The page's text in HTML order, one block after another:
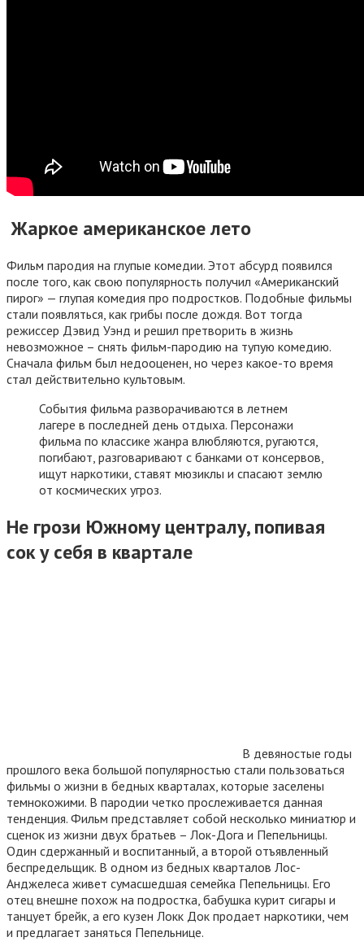
Жаркое американское лето
Фильм пародия на глупые комедии. Этот абсурд появился
после того, как свою популярность получил «Американский
пирог» — глупая комедия про подростков. Подобные фильмы
стали появляться, как грибы после дождя. Вот тогда
режиссер Дэвид Уэнд и решил претворить в жизнь
невозможное – снять фильм-пародию на тупую комедию.
Сначала фильм был недооценен, но через какое-то время
стал действительно культовым.
События фильма разворачиваются в летнем
лагере в последней день отдыха. Персонажи
фильма по классике жанра влюбляются, ругаются,
погибают, разговаривают с банками от консервов,
ищут наркотики, ставят мюзиклы и спасают землю
от космических угроз.
Не грози Южному централу, попивая
сок у себя в квартале
В девяностые годы
прошлого века большой популярностью стали пользоваться
фильмы о жизни в бедных кварталах, которые заселены
темнокожими. В пародии четко прослеживается данная
тенденция. Фильм представляет собой несколько миниатюр и
сценок из жизни двух братьев – Лок-Дога и Пепельницы.
Один сдержанный и воспитанный, а второй отъявленный
беспредельщик. В одном из бедных кварталов Лос-
Анджелеса живет сумасшедшая семейка Пепельницы. Его
отец внешне похож на подростка, бабушка курит сигары и
танцует брейк, а его кузен Локк Док продает наркотики, чем
и предлагает заняться Пепельнице.